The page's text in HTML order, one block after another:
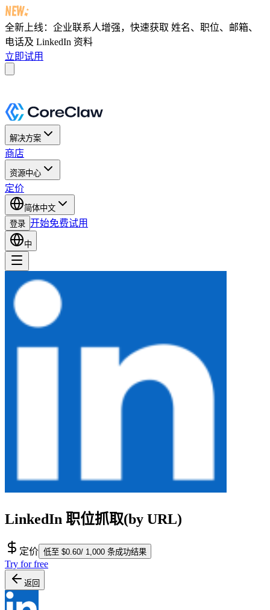
全新上线：企业联系人增强，快速获取 姓名、职位、邮箱、
电话及 LinkedIn 资料
立即试用
解决方案
商店
资源中心
定价
简体中文
登录 开始免费试用
中
LinkedIn 职位抓取(by URL)
定价 低至 $0.60/ 1,000 条成功结果
Try for free
返回